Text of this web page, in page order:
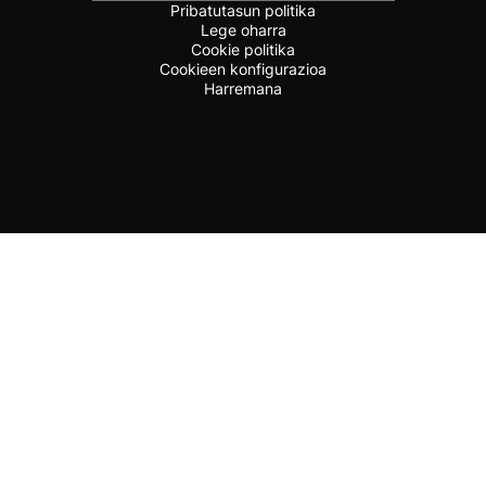
Pribatutasun politika
Lege oharra
Cookie politika
Cookieen konfigurazioa
Harremana